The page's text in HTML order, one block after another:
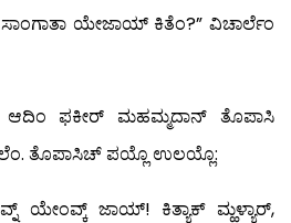
ಯೇಜಾಯ್ ಕಿತೆಂ?” ವಿಚಾರ್ಲೆಂ
ಆದಿಂ ಫಕೀರ್ ಮಹಮ್ಮದಾನ್ ತೊಪಾಸಿ
ತೊಪಾಸಿಚ್ ಪಯ್ಲೊ ಉಲಯ್ಲೊ:
ಯೇಂವ್ಕ್ ಜಾಯ್! ಕಿತ್ಯಾಕ್ ಮ್ಹಳ್ಯಾರ್,